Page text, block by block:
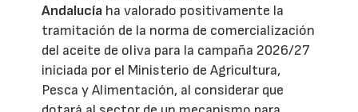
Andalucía ha valorado positivamente la
tramitación de la norma de comercialización
del aceite de oliva para la campaña 2026/27
iniciada por el Ministerio de Agricultura,
Pesca y Alimentación, al considerar que